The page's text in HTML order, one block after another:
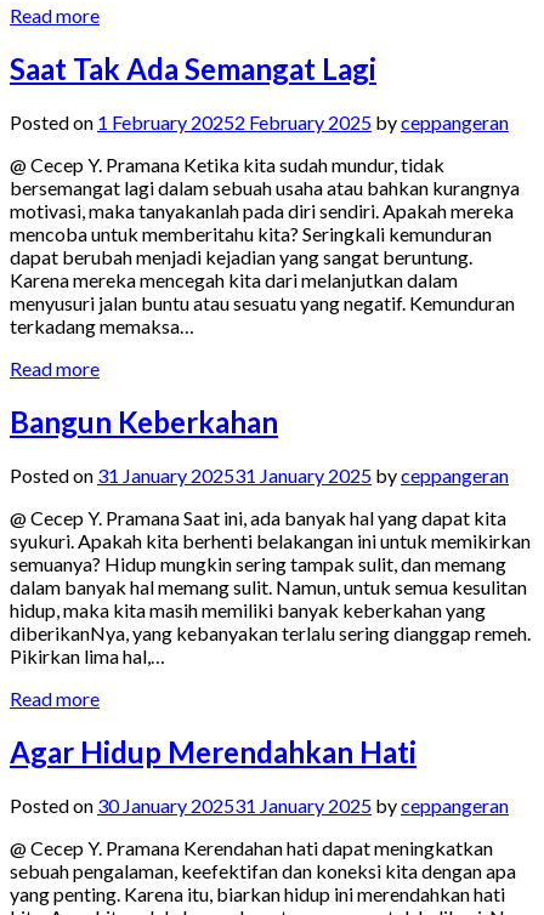
Read more
Saat Tak Ada Semangat Lagi
Posted on 1 February 20252 February 2025 byceppangeran
@ Cecep Y. Pramana Ketika kita sudah mundur, tidak
bersemangat lagi dalam sebuah usaha atau bahkan kurangnya
motivasi, maka tanyakanlah pada diri sendiri. Apakah mereka
mencoba untuk memberitahu kita? Seringkali kemunduran
dapat berubah menjadi kejadian yang sangat beruntung.
Karena mereka mencegah kita dari melanjutkan dalam
menyusuri jalan buntu atau sesuatu yang negatif. Kemunduran
terkadang memaksa…
Read more
Bangun Keberkahan
Posted on 31 January 202531 January 2025 byceppangeran
@ Cecep Y. Pramana Saat ini, ada banyak hal yang dapat kita
syukuri. Apakah kita berhenti belakangan ini untuk memikirkan
semuanya? Hidup mungkin sering tampak sulit, dan memang
dalam banyak hal memang sulit. Namun, untuk semua kesulitan
hidup, maka kita masih memiliki banyak keberkahan yang
diberikanNya, yang kebanyakan terlalu sering dianggap remeh.
Pikirkan lima hal,…
Read more
Agar Hidup Merendahkan Hati
Posted on 30 January 202531 January 2025 byceppangeran
@ Cecep Y. Pramana Kerendahan hati dapat meningkatkan
sebuah pengalaman, keefektifan dan koneksi kita dengan apa
yang penting. Karena itu, biarkan hidup ini merendahkan hati